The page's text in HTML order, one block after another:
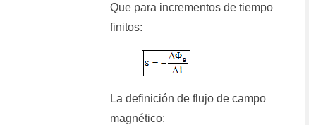
Que para incrementos de tiempo
finitos:
La definición de flujo de campo
magnético: